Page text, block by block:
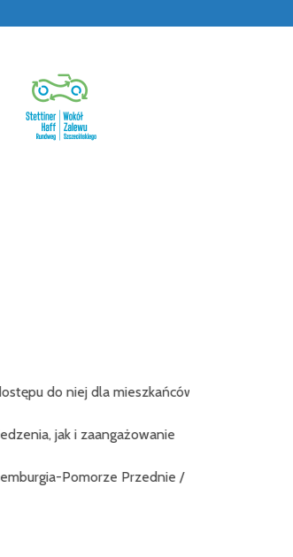
do niej dla mieszkańców
jak i zaangażowanie
Pomorze Przednie /